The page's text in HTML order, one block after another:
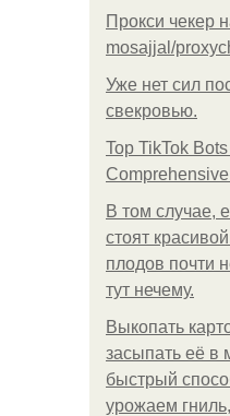
Прокси чекер
mosajjal/
Уже нет сил
свекровью.
Top TikTok
В том случае,
стоят
плодов почти
тут нечему.
Выкопать
засыпать её в
быстрый
урожаем